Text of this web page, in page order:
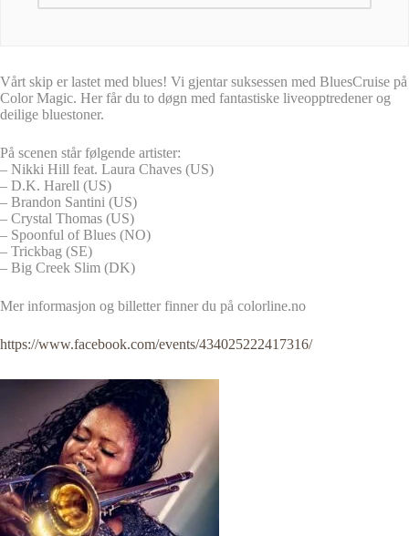
Vårt skip er lastet med blues! Vi gjentar suksessen med BluesCruise på
Color Magic. Her får du to døgn med fantastiske liveopptredener og
deilige bluestoner.
På scenen står følgende artister:
– Nikki Hill feat. Laura Chaves (US)
– D.K. Harell (US)
– Brandon Santini (US)
– Crystal Thomas (US)
– Spoonful of Blues (NO)
– Trickbag (SE)
– Big Creek Slim (DK)
Mer informasjon og billetter finner du på colorline.no
https://www.facebook.com/events/434025222417316/